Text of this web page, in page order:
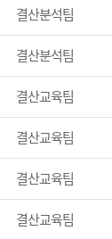
결산분석팀
결산분석팀
결산교육팀
결산교육팀
결산교육팀
결산교육팀